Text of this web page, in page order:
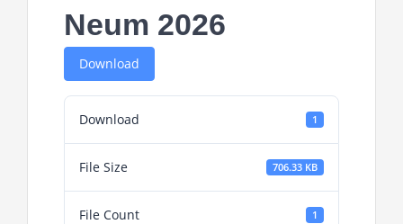
Neum 2026
Download
Download 1
File Size 706.33 KB
File Count 1